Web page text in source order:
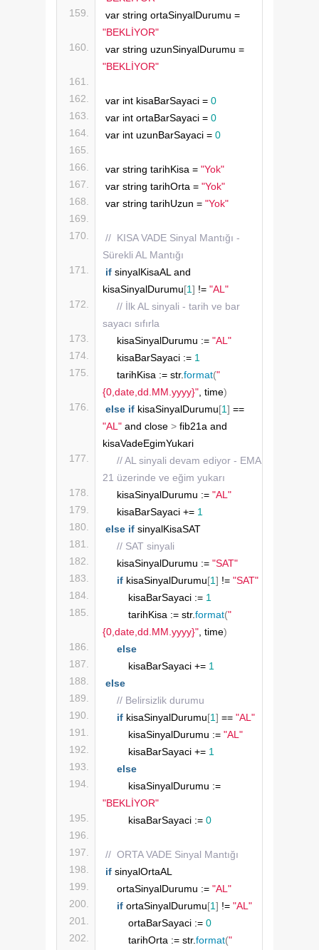
"BEKLİYOR"
"BEKLİYOR"
var int kisaBarSayaci = 0
var int ortaBarSayaci = 0
var int uzunBarSayaci = 0
var string tarihKisa = "Yok"
var string tarihOrta = "Yok"
var string tarihUzun = "Yok"
//  KISA VADE Sinyal Mantığı -
Sürekli AL Mantığı
if sinyalKisaAL and
kisaSinyalDurumu[1] != "AL"
// İlk AL sinyali - tarih ve bar
sayacı sıfırla
    kisaSinyalDurumu :=
"AL"
    kisaBarSayaci :=
1
    tarihKisa := str.
format("
{0,date,dd.MM.yyyy}", time)
else if kisaSinyalDurumu[1]
"AL" and close > fib21a and
kisaVadeEgimYukari
// AL sinyali devam ediyor - EMA
21 üzerinde ve eğim yukarı
    kisaSinyalDurumu :=
"AL"
    kisaBarSayaci +=
1
else if sinyalKisaSAT
// SAT sinyali
    kisaSinyalDurumu :=
"SAT"
if kisaSinyalDurumu[1] != "SAT"
        kisaBarSayaci :=
1
        tarihKisa := str.
format("
{0,date,dd.MM.yyyy}", time)
else
        kisaBarSayaci +=
1
else
// Belirsizlik durumu
if kisaSinyalDurumu[1] == "AL"
        kisaSinyalDurumu :=
"AL"
        kisaBarSayaci +=
1
else
"BEKLİYOR"
        kisaBarSayaci :=
0
//  ORTA VADE Sinyal Mantığı
if sinyalOrtaAL
    ortaSinyalDurumu :=
"AL"
if ortaSinyalDurumu[1] != "AL"
        ortaBarSayaci :=
0
        tarihOrta := str.
format("